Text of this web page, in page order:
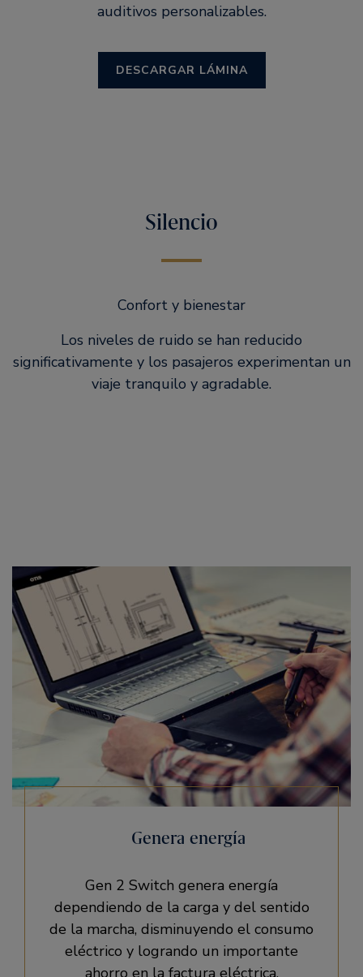
auditivos personalizables.
DESCARGAR LÁMINA
Silencio
Confort y bienestar
Los niveles de ruido se han reducido
significativamente y los pasajeros experimentan un
viaje tranquilo y agradable.
Genera energía
Gen 2 Switch genera energía
dependiendo de la carga y del sentido
de la marcha, disminuyendo el consumo
eléctrico y logrando un importante
ahorro en la factura eléctrica.